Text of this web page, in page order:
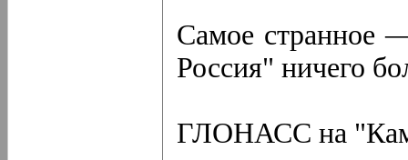
Самое странное
Россия" ничего
ГЛОНАСС на